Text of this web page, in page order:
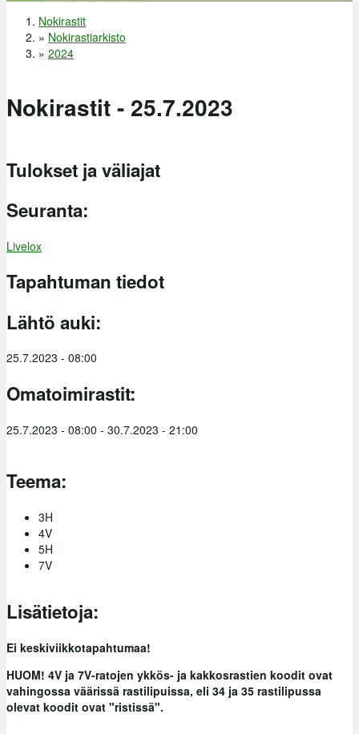
Olet täällä
Nokirastit
» Nokirastiarkisto
» 2024
Nokirastit - 25.7.2023
Tulokset ja väliajat
Seuranta:
Livelox
Tapahtuman tiedot
Lähtö auki:
25.7.2023 - 08:00
Omatoimirastit:
25.7.2023 - 08:00 - 30.7.2023 - 21:00
Teema:
3H
4V
5H
7V
Lisätietoja:
Ei keskiviikkotapahtumaa!
HUOM! 4V ja 7V-ratojen ykkös- ja kakkosrastien koodit ovat
vahingossa väärissä rastilipuissa, eli 34 ja 35 rastilipussa
olevat koodit ovat "ristissä".